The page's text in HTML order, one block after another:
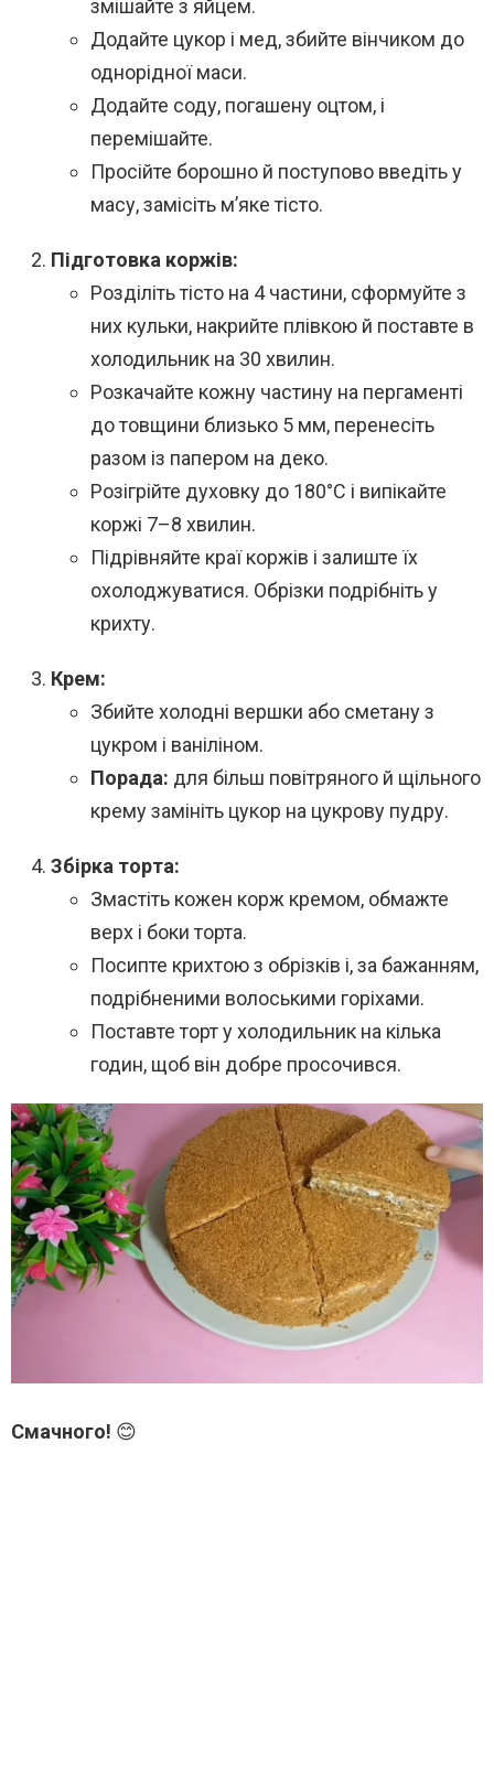
змішайте з яйцем.
Додайте цукор і мед, збийте вінчиком до
однорідної маси.
Додайте соду, погашену оцтом, і
перемішайте.
Просійте борошно й поступово введіть у
масу, замісіть м’яке тісто.
Підготовка коржів:
Розділіть тісто на 4 частини, сформуйте з
них кульки, накрийте плівкою й поставте в
холодильник на 30 хвилин.
Розкачайте кожну частину на пергаменті
до товщини близько 5 мм, перенесіть
разом із папером на деко.
Розігрійте духовку до 180°C і випікайте
коржі 7–8 хвилин.
Підрівняйте краї коржів і залиште їх
охолоджуватися. Обрізки подрібніть у
крихту.
Крем:
Збийте холодні вершки або сметану з
цукром і ваніліном.
Порада: для більш повітряного й щільного
крему замініть цукор на цукрову пудру.
Збірка торта:
Змастіть кожен корж кремом, обмажте
верх і боки торта.
Посипте крихтою з обрізків і, за бажанням,
подрібненими волоськими горіхами.
Поставте торт у холодильник на кілька
годин, щоб він добре просочився.
Смачного! 😊